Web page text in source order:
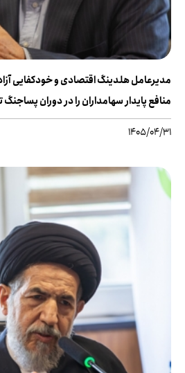
مدیرعامل هلدینگ اقتصادی و خودکفایی
منافع پایدار سهامداران را در دوران
1405/04/31